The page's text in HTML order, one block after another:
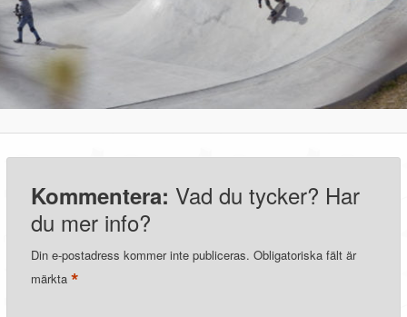
Kommentera: Vad du tycker? Har
du mer info?
Din e-postadress kommer inte publiceras. Obligatoriska fält är
märkta*